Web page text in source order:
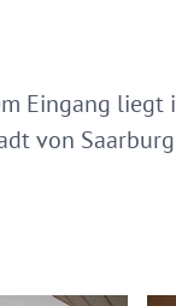
Eingang liegt
von